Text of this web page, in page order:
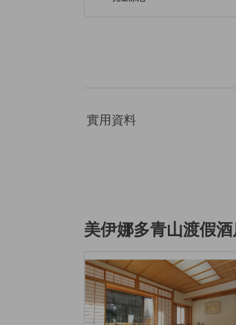
實用資料
美伊娜多青山渡假